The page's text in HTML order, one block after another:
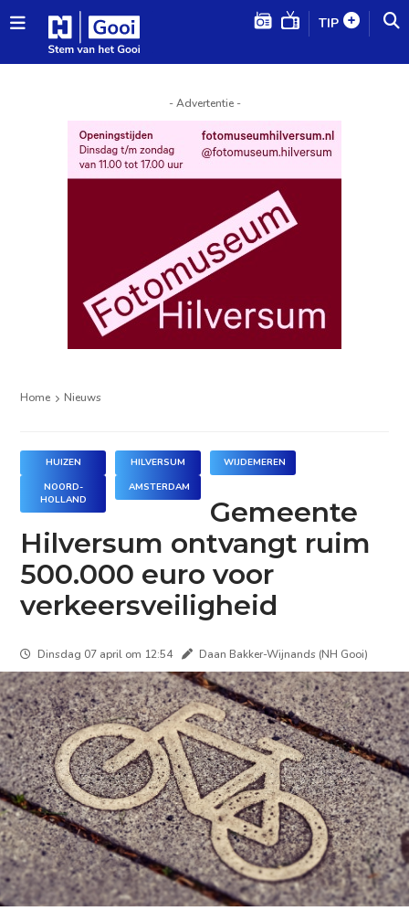
TIP
- Advertentie -
Home Nieuws
HUIZEN HILVERSUM
WIJDEMEREN
NOORD-
HOLLAND
AMSTERDAM
Gemeente
Hilversum ontvangt ruim
500.000 euro voor
verkeersveiligheid
Dinsdag 07 april om 12:54 Daan Bakker-Wijnands (NH Gooi)